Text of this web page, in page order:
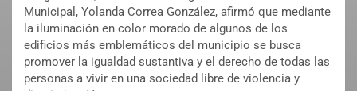
Municipal, Yolanda Correa González, afirmó que mediante
la iluminación en color morado de algunos de los
edificios más emblemáticos del municipio se busca
promover la igualdad sustantiva y el derecho de todas las
personas a vivir en una sociedad libre de violencia y